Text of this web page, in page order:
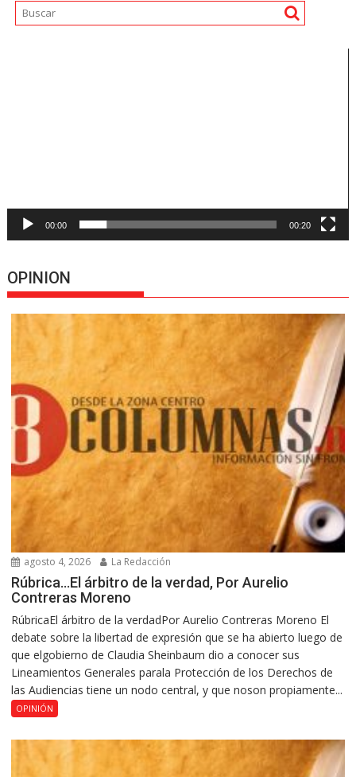
00:00 00:20
OPINION
agosto 4, 2026 La Redacción
Rúbrica…El árbitro de la verdad, Por Aurelio
Contreras Moreno
RúbricaEl árbitro de la verdadPor Aurelio Contreras Moreno El
debate sobre la libertad de expresión que se ha abierto luego de
que elgobierno de Claudia Sheinbaum dio a conocer sus
Lineamientos Generales parala Protección de los Derechos de
las Audiencias tiene un nodo central, y que noson propiamente...
OPINIÓN